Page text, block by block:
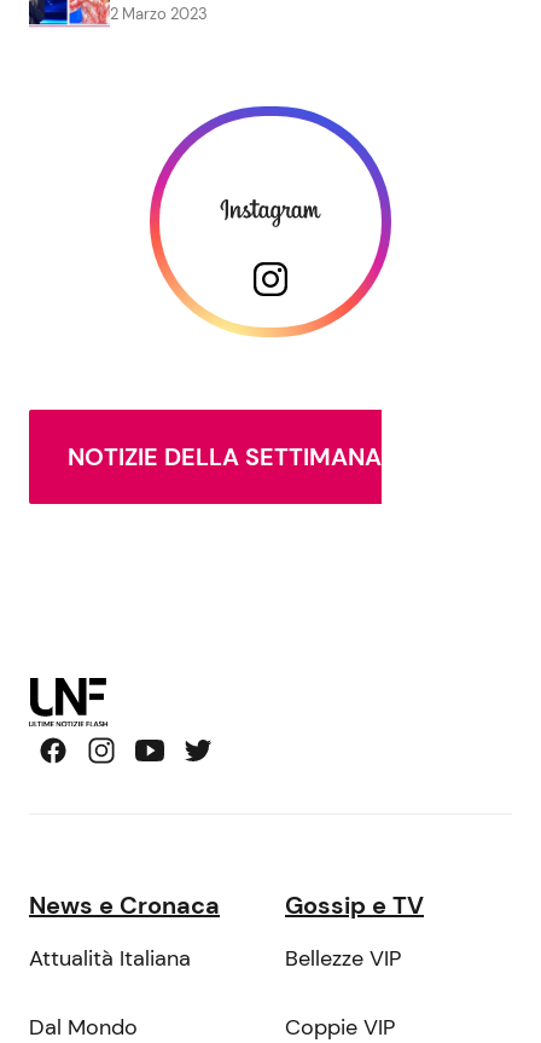
2 Marzo 2023
NOTIZIE DELLA SETTIMANA
News e Cronaca
Attualità Italiana
Dal Mondo
Gossip e TV
Bellezze VIP
Coppie VIP